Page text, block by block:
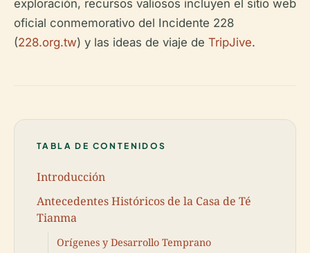
exploración, recursos valiosos incluyen el sitio web
oficial conmemorativo del Incidente 228
(228.org.tw) y las ideas de viaje de TripJive.
TABLA DE CONTENIDOS
Introducción
Antecedentes Históricos de la Casa de Té
Tianma
Orígenes y Desarrollo Temprano